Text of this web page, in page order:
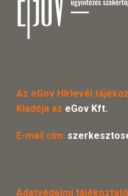
Az eGov Hírlevél
Kiadója az eGov Kft.
E-mail cím:
Adatvédelmi tájékoztató